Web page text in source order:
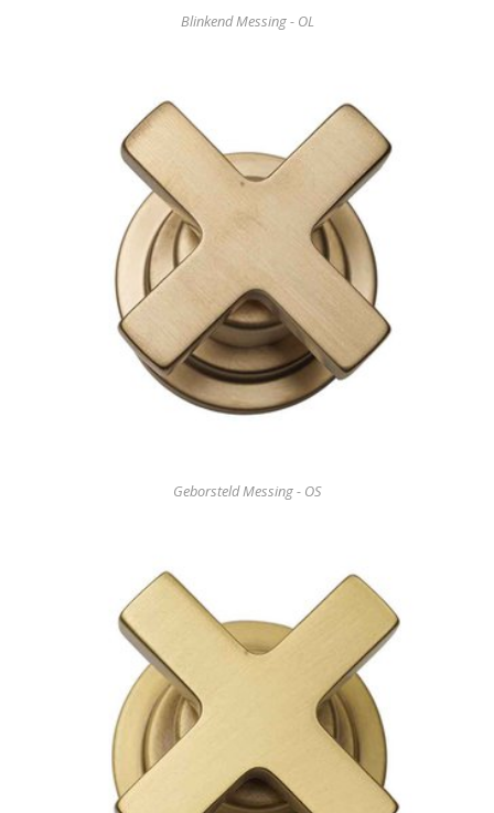
Blinkend Messing - OL
Geborsteld Messing - OS